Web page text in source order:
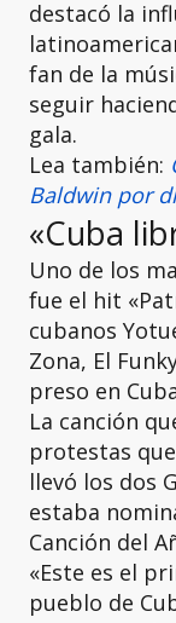
destacó la
fan de la
seguir
gala.
Lea también:
Baldwin por
«Cuba
Uno de los
fue el hit
cubanos
Zona, El
preso en
La canción
protestas
llevó los dos
estaba
Canción del
«Este es el
pueblo de